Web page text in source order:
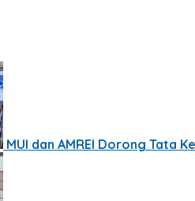
MUI dan AMREI Dorong Tata